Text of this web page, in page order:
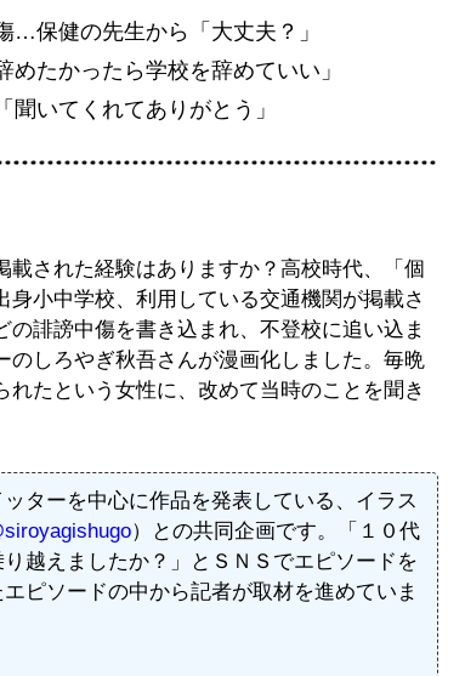
…保健の先生から「大丈夫？」
たかったら学校を辞めていい」
いてくれてありがとう」
された経験はありますか？高校時代、「個
身小中学校、利用している交通機関が掲載さ
誹謗中傷を書き込まれ、不登校に追い込ま
しろやぎ秋吾さんが漫画化しました。毎晩
たという女性に、改めて当時のことを聞き
ターを中心に作品を発表している、イラス
）との共同企画です。「１０代
越えましたか？」とＳＮＳでエピソードを
ピソードの中から記者が取材を進めていま